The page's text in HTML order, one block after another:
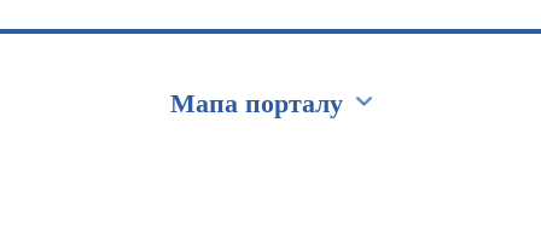
Мапа порталу